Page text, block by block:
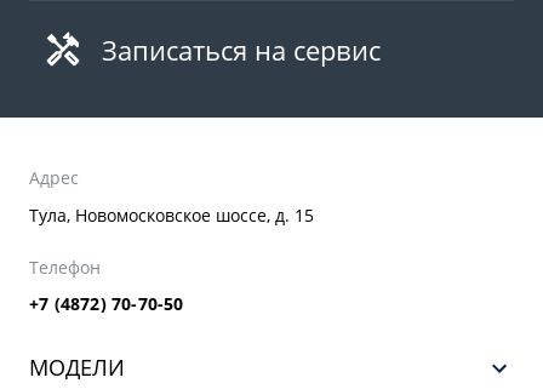
Записаться на сервис
Адрес
Тула, Новомосковское шоссе, д. 15
Телефон
+7 (4872) 70-70-50
МОДЕЛИ